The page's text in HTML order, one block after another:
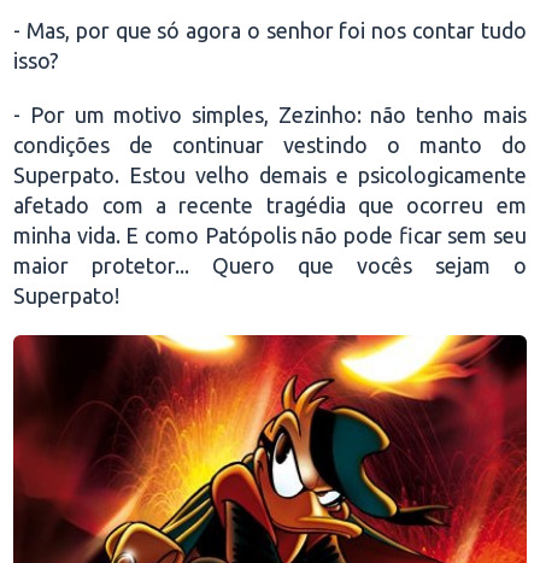
- Mas, por que só agora o senhor foi nos contar tudo
isso?
- Por um motivo simples, Zezinho: não tenho mais
condições de continuar vestindo o manto do
Superpato. Estou velho demais e psicologicamente
afetado com a recente tragédia que ocorreu em
minha vida. E como Patópolis não pode ficar sem seu
maior protetor... Quero que vocês sejam o
Superpato!